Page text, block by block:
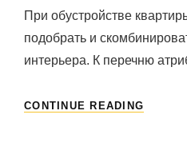
При обустройстве
подобрать и
интерьера. К перечню
CONTINUE READING